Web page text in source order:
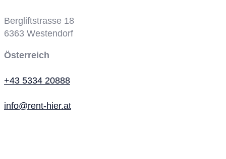
Bergliftstrasse 18
6363 Westendorf
Österreich
+43 5334 20888
info@rent-hier.at